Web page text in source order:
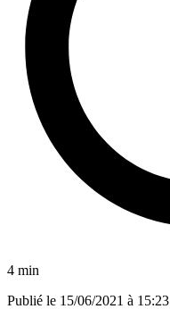
4 min
Publié le 15/06/2021 à 15:23